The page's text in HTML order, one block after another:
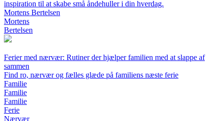
inspiration til at skabe små åndehuller i din hverdag.
Mortens Bertelsen
Mortens
Bertelsen
Ferier med nærvær: Rutiner der hjælper familien med at slappe af
sammen
Find ro, nærvær og fælles glæde på familiens næste ferie
Familie
Familie
Familie
Ferie
Nærvær